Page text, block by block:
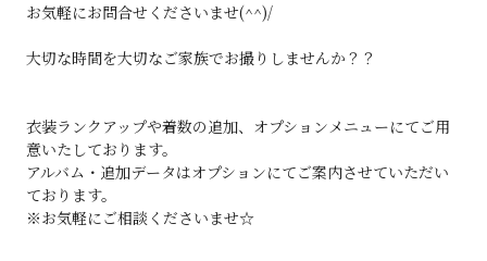
お気軽にお問合せくださいませ(^^)/
大切な時間を大切なご家族でお撮りしませんか？？
衣装ランクアップや着数の追加、オプションメニューにてご用
意いたしております。
アルバム・追加データはオプションにてご案内させていただい
ております。
※お気軽にご相談くださいませ☆